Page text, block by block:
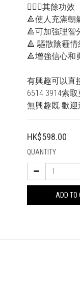
💁🏻‍♂其餘功效
🔺使人充滿朝
🔺可加強理智
🔺 驅散陰霾情
🔺增強信心和
有興趣可以直
6514 3914索
無興趣既 歡
HK$598.00
QUANTITY
ADD TO